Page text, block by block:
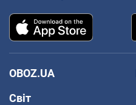
OBOZ.UA
Світ